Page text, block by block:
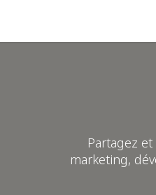
Partagez
marketing,